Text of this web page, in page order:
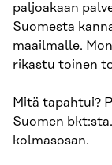
paljoakaan
Suomesta
maailmalle.
rikastu toinen
Mitä tapahtui?
Suomen
kolmasosan.